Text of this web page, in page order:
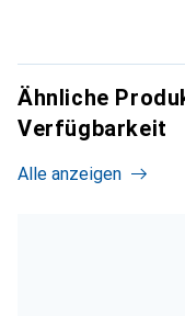
Ähnliche
Verfügbarkeit
Alle anzeigen